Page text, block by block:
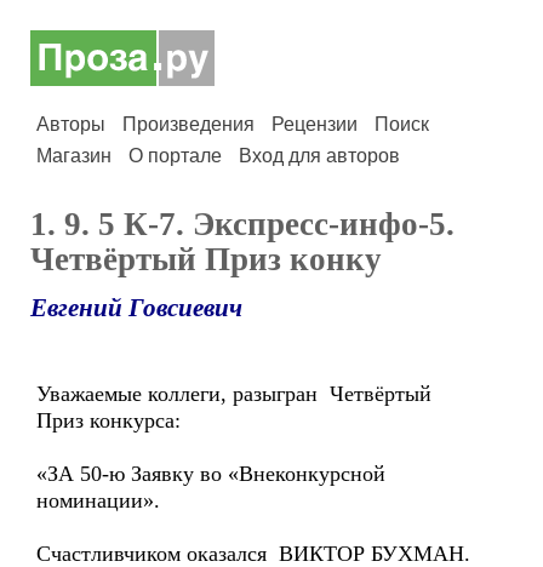
Авторы Произведения Рецензии
Поиск
Магазин
О портале Вход для авторов
1. 9. 5 К-7. Экспресс-инфо-5.
Четвёртый Приз конку
Евгений Говсиевич
Уважаемые коллеги, разыгран Четвёртый
Приз конкурса:
«ЗА 50-ю Заявку во «Внеконкурсной
номинации».
Счастливчиком оказался ВИКТОР БУХМАН.